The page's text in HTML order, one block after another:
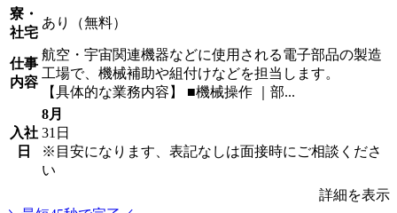
寮・
社宅
あり（無料）
仕事
内容
航空・宇宙関連機器などに使用される電子部品の製造
工場で、機械補助や組付けなどを担当します。
【具体的な業務内容】 ■機械操作 ｜部...
入社
日
8月
31日
※目安になります、表記なしは面接時にご相談くださ
い
詳細を表示